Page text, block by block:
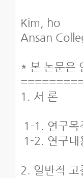
Kim, ho
Ansan
* 본 논문은
1. 서 론
1-1. 연구
1-2. 연구
2. 일반적